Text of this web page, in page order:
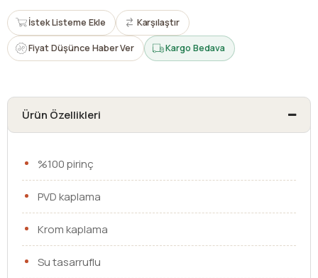
İstek Listeme Ekle Karşılaştır
Fiyat Düşünce Haber Ver Kargo Bedava
Ürün Özellikleri
%100 pirinç
PVD kaplama
Krom kaplama
Su tasarruflu